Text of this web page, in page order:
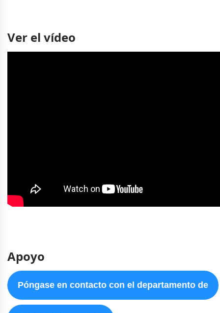
Ver el vídeo
Apoyo
Póngase en contacto con el departamento de